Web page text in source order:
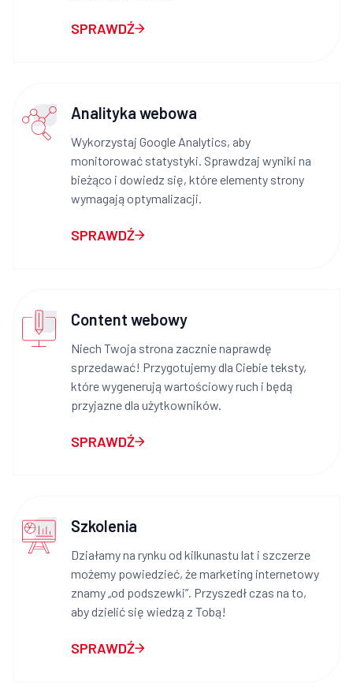
SPRAWDŹ
Analityka webowa
Wykorzystaj Google Analytics, aby
monitorować statystyki. Sprawdzaj wyniki na
bieżąco i dowiedz się, które elementy strony
wymagają optymalizacji.
SPRAWDŹ
Content webowy
Niech Twoja strona zacznie naprawdę
sprzedawać! Przygotujemy dla Ciebie teksty,
które wygenerują wartościowy ruch i będą
przyjazne dla użytkowników.
SPRAWDŹ
Szkolenia
Działamy na rynku od kilkunastu lat i szczerze
możemy powiedzieć, że marketing internetowy
znamy „od podszewki”. Przyszedł czas na to,
aby dzielić się wiedzą z Tobą!
SPRAWDŹ